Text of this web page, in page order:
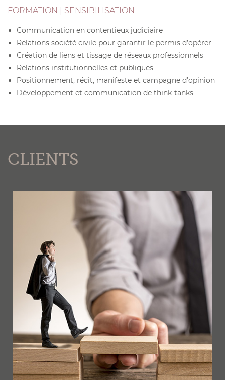
FORMATION | SENSIBILISATION
Communication en contentieux judiciaire
Relations société civile pour garantir le permis d’opérer
Création de liens et tissage de réseaux professionnels
Relations institutionnelles et publiques
Positionnement, récit, manifeste et campagne d’opinion
Développement et communication de think-tanks
CLIENTS